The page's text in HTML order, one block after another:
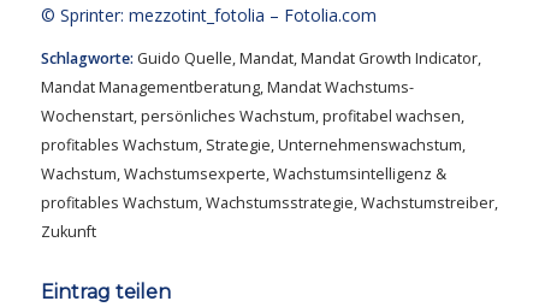
© Sprinter: mezzotint_fotolia – Fotolia.com
Schlagworte: Guido Quelle,Mandat,Mandat Growth Indicator,
Mandat Managementberatung,Mandat Wachstums-
Wochenstart,persönliches Wachstum,profitabel wachsen,
profitables Wachstum, Strategie,Unternehmenswachstum,
Wachstum,Wachstumsexperte,Wachstumsintelligenz &
profitables Wachstum,Wachstumsstrategie,Wachstumstreiber,
Zukunft
Eintrag teilen